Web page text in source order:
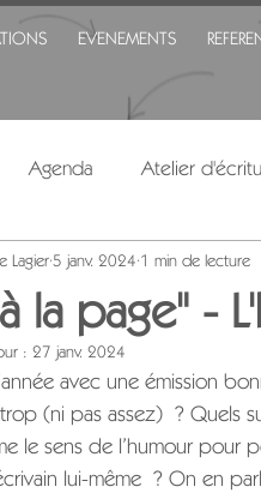
EVENEMENTS
Agenda Atelier
la page" -
Lagier5 janv. 2024 1 min de lecture
: 27 janv. 2024
avec une émission
(ni pas assez) ? Quels
le sens de l’humour pour
lui-même ? On en